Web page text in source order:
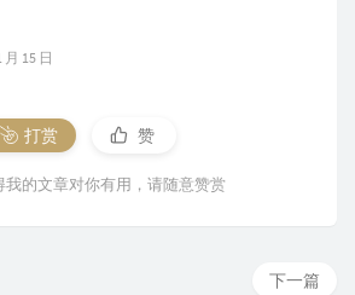
15 日
打赏 赞
我的文章对你有用，请随意赞赏
下一篇